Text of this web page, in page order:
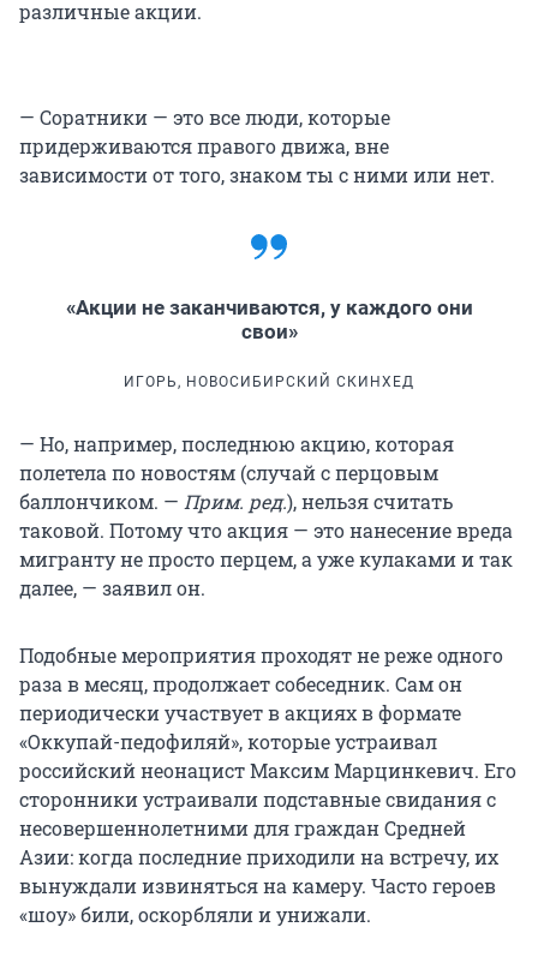
различные акции.
— Соратники — это все люди, которые
придерживаются правого движа, вне
зависимости от того, знаком ты с ними или нет.
«Акции не заканчиваются, у каждого они
свои»
ИГОРЬ, НОВОСИБИРСКИЙ СКИНХЕД
— Но, например, последнюю акцию, которая
полетела по новостям (случай с перцовым
баллончиком. — Прим. ред.), нельзя считать
таковой. Потому что акция — это нанесение вреда
мигранту не просто перцем, а уже кулаками и так
далее, — заявил он.
Подобные мероприятия проходят не реже одного
раза в месяц, продолжает собеседник. Сам он
периодически участвует в акциях в формате
«Оккупай-педофиляй», которые устраивал
российский неонацист Максим Марцинкевич. Его
сторонники устраивали подставные свидания с
несовершеннолетними для граждан Средней
Азии: когда последние приходили на встречу, их
вынуждали извиняться на камеру. Часто героев
«шоу» били, оскорбляли и унижали.